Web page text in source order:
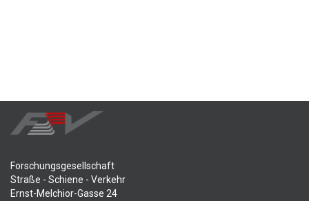
Forschungsgesellschaft
Straße - Schiene - Verkehr
Ernst-Melchior-Gasse 24